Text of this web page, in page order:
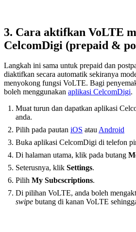
3. Cara aktifkan VoLTE
CelcomDigi (prepaid &
Langkah ini sama untuk prepaid dan
diaktifkan secara automatik sekiranya
menyokong fungsi VoLTE. Bagi
boleh menggunakan aplikasi CelcomDigi.
Muat turun dan dapatkan aplikasi
anda.
Pilih pada pautan iOS atauAndroid
Buka aplikasi CelcomDigi di telefon
Di halaman utama, klik pada butang
Seterusnya, klik Settings.
Pilih My Subcscriptions.
Di pilihan VoLTE, anda boleh
swipe butang di kanan VoLTE